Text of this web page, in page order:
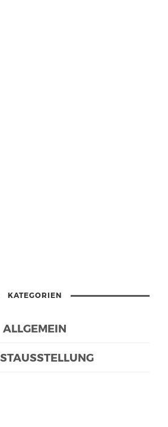
KATEGORIEN
ALLGEMEIN